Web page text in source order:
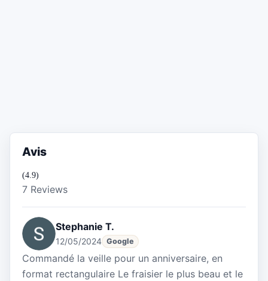
Avis
(4.9)
7 Reviews
Stephanie T.
12/05/2024 Google
Commandé la veille pour un anniversaire, en
format rectangulaire Le fraisier le plus beau et le